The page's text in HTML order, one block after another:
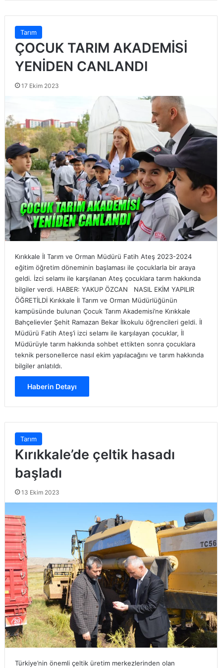
Tarım
ÇOCUK TARIM AKADEMİSİ
YENİDEN CANLANDI
17 Ekim 2023
Kırıkkale İl Tarım ve Orman Müdürü Fatih Ateş 2023-2024
eğitim öğretim döneminin başlaması ile çocuklarla bir araya
geldi. İzci selamı ile karşılanan Ateş çocuklara tarım hakkında
bilgiler verdi. HABER: YAKUP ÖZCAN NASIL EKİM YAPILIR
ÖĞRETİLDİ Kırıkkale İl Tarım ve Orman Müdürlüğünün
kampüsünde bulunan Çocuk Tarım Akademisi’ne Kırıkkale
Bahçelievler Şehit Ramazan Bekar İlkokulu öğrencileri geldi. İl
Müdürü Fatih Ateş’i izci selamı ile karşılayan çocuklar, İl
Müdürüyle tarım hakkında sohbet ettikten sonra çocuklara
teknik personellerce nasıl ekim yapılacağını ve tarım hakkında
bilgiler anlatıldı.
Haberin Detayı
Tarım
Kırıkkale’de çeltik hasadı
başladı
13 Ekim 2023
Türkiye’nin önemli çeltik üretim merkezlerinden olan